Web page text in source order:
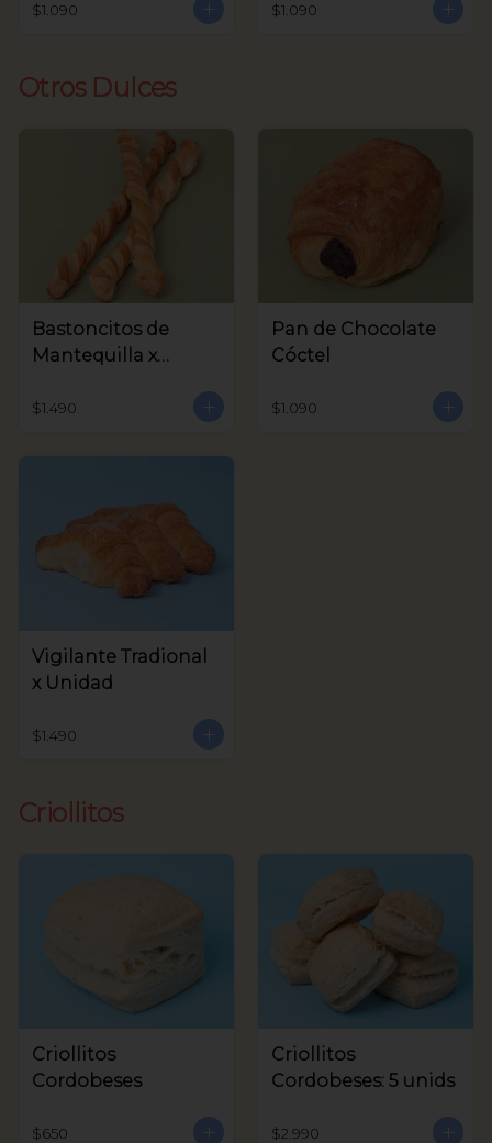
$1.090 $1.090
Otros Dulces
Bastoncitos de
Mantequilla x
$1.490
Pan de Chocolate
Cóctel
$1.090
Vigilante Tradional
x Unidad
$1.490
Criollitos
Criollitos
Cordobeses
$650
Criollitos
Cordobeses: 5 unids
$2.990